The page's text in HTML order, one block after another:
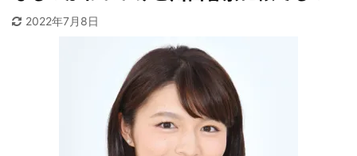
2022年7月8日